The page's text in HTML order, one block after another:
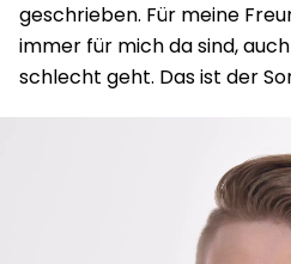
geschrieben. Für meine
immer für mich da sind,
schlecht geht. Das ist der